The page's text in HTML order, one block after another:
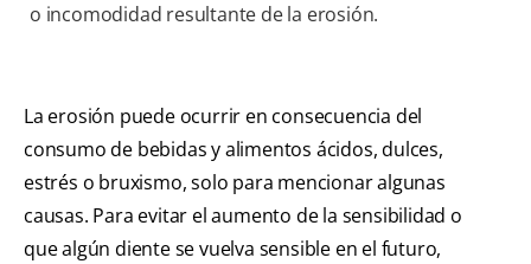
o incomodidad resultante de la erosión.
La erosión puede ocurrir en consecuencia del
consumo de bebidas y alimentos ácidos, dulces,
estrés o bruxismo, solo para mencionar algunas
causas. Para evitar el aumento de la sensibilidad o
que algún diente se vuelva sensible en el futuro,